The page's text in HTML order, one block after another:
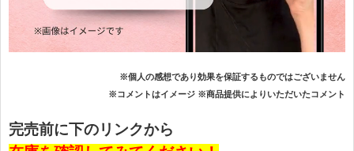
※個人の感想であり効果を保証するものではございません
※コメントはイメージ ※商品提供によりいただいたコメント
完売前に下のリンクから